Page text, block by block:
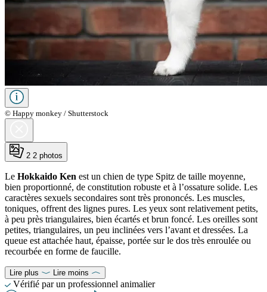
© Happy monkey / Shutterstock
2 2 photos
Le Hokkaido Ken est un chien de type Spitz de taille moyenne,
bien proportionné, de constitution robuste et à l’ossature solide. Les
caractères sexuels secondaires sont très prononcés. Les muscles,
toniques, offrent des lignes pures. Les yeux sont relativement petits,
à peu près triangulaires, bien écartés et brun foncé. Les oreilles sont
petites, triangulaires, un peu inclinées vers l’avant et dressées. La
queue est attachée haut, épaisse, portée sur le dos très enroulée ou
recourbée en forme de faucille.
Lire plus Lire moins
Vérifié par un professionnel animalier